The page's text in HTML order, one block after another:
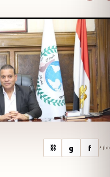
شارك f و ⛓